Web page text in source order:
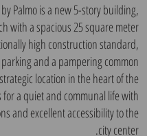
Palmo is a new 5-story building,
with a spacious 25 square meter
high construction standard,
and a pampering common
location in the heart of the
a quiet and communal life with
and excellent accessibility to the
city center.